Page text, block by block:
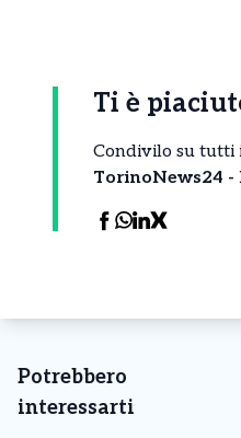
Ti è
Condivilo su tutti
TorinoNews24
Potrebbero
interessarti